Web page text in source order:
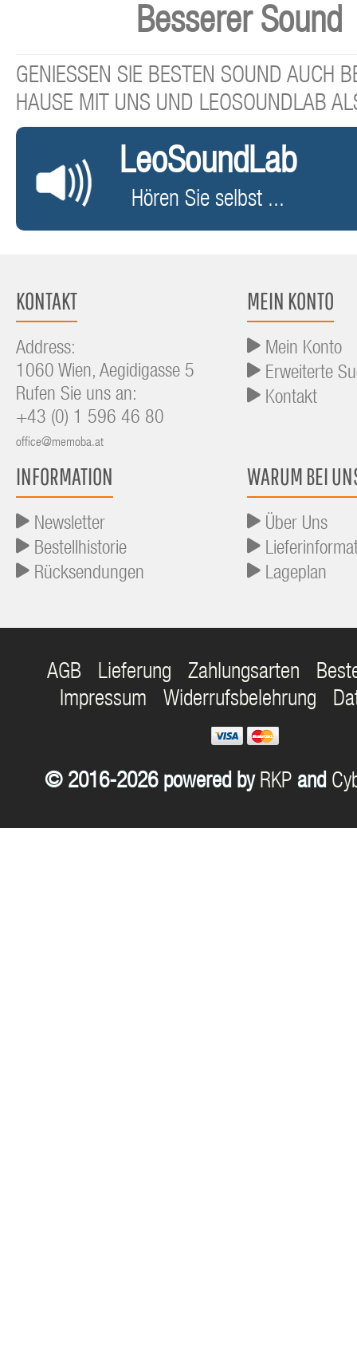
Besserer Sound
GENIESSEN SIE BESTEN SOUND AUCH
HAUSE MIT UNS UND LEOSOUNDLAB
LeoSoundLab
Hören Sie selbst ...
KONTAKT
Address:
1060 Wien, Aegidigasse 5
Rufen Sie uns an:
+43 (0) 1 596 46 80
office@memoba.at
MEIN KONTO
Mein Konto
Erweiterte
Kontakt
INFORMATION
Newsletter
Bestellhistorie
Rücksendungen
WARUM BEI
Über Uns
Lageplan
AGB Lieferung Zahlungsarten
Impressum
Widerrufsbelehrung
© 2016-2026 powered by RKP and